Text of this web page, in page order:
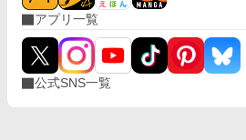
アプリ一覧
公式SNS一覧